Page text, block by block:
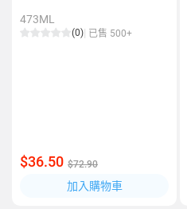
473ML
(0) 已售 500+
$36.50 $72.90
加入購物車